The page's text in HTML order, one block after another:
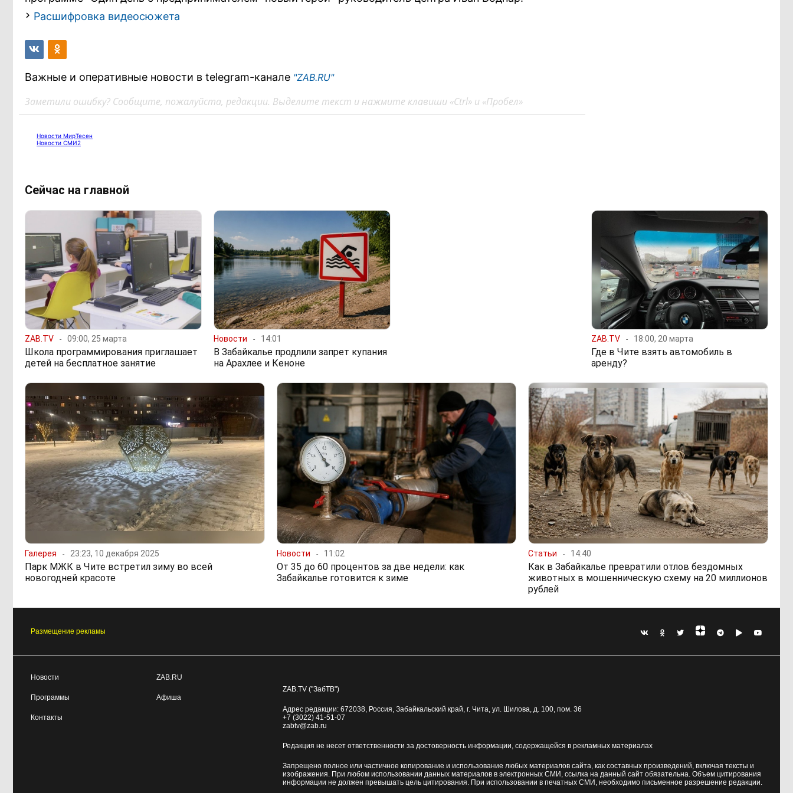
Расшифровка видеосюжета
Важные и оперативные новости в telegram-канале "ZAB.RU"
Заметили ошибку? Сообщите, пожалуйста, редакции. Выделите текст и нажмите клавиши «Ctrl» и «Пробел»
Новости МирТесен
Новости СМИ2
Сейчас на главной
ZAB.TV 09:00, 25 марта
Школа программирования приглашает
детей на бесплатное занятие
Новости 14:01
В Забайкалье продлили запрет купания
на Арахлее и Кеноне
ZAB.TV 18:00, 20 марта
Где в Чите взять автомобиль в
аренду?
Галерея 23:23, 10 декабря 2025
Парк МЖК в Чите встретил зиму во всей
новогодней красоте
Новости 11:02
От 35 до 60 процентов за две недели: как
Забайкалье готовится к зиме
Статьи 14:40
Как в Забайкалье превратили отлов бездомных
животных в мошенническую схему на 20 миллионов
рублей
Размещение рекламы
Новости
Программы
Контакты
ZAB.RU
Афиша
ZAB.TV ("ЗабТВ")
Адрес редакции: 672038, Россия, Забайкальский край, г. Чита ул. Шилова, д. 100, пом. 36
+7 (3022) 41-51-07
zabtv@zab.ru
Редакция не несет ответственности за достоверность информации, содержащейся в рекламных материалах
Запрещено полное или частичное копирование и использование любых материалов сайта, как составных произведений, включая тексты и
изображения. При любом использовании данных материалов в электронных СМИ, ссылка на данный сайт обязательна. Объем цитирования
информации не должен превышать цель цитирования. При использовании в печатных СМИ, необходимо письменное разрешение редакции.